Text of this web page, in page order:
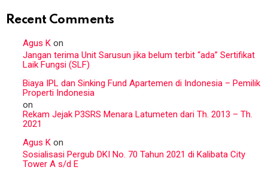
Recent Comments
Agus K on
Jangan terima Unit Sarusun jika belum terbit “ada” Sertifikat
Laik Fungsi (SLF)
Biaya IPL dan Sinking Fund Apartemen di Indonesia – Pemilik
Properti Indonesia
on
Rekam Jejak P3SRS Menara Latumeten dari Th. 2013 – Th.
2021
Agus K on
Sosialisasi Pergub DKI No. 70 Tahun 2021 di Kalibata City
Tower A s/d E